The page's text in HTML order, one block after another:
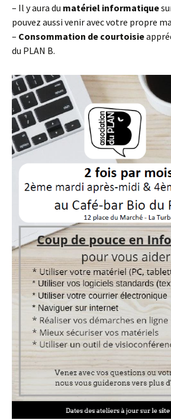
– Il y aura du matériel informatique
pouvez aussi venir avec votre propre
– Consommation de courtoisie
du PLAN B.